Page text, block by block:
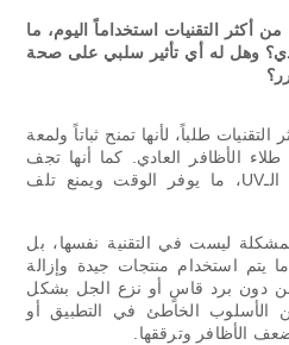
طلاء الأظافر بتقنية Gelish من أكثر التقنيات استخداماً اليوم، ما
وهل له أي تأثير سلبي على صحة
التقنيات طلباً، لأنها تمنح ثباتاً ولمعة
الأظافر العادي. كما أنها تجف
ليست في التقنية نفسها، بل
يتم استخدام منتجات جيدة وإزالة
دون برد قاسٍ أو نزع الجل بشكل
الأسلوب الخاطئ في التطبيق أو
الأظافر وترققها.